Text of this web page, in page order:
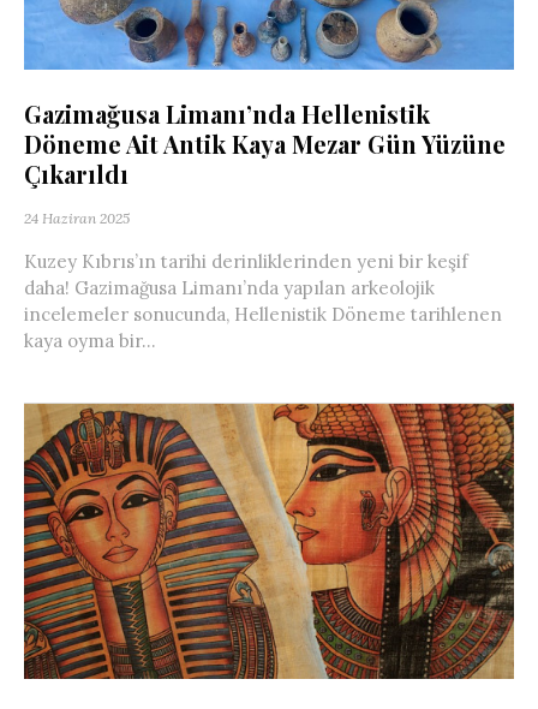
Gazimağusa Limanı’nda Hellenistik
Döneme Ait Antik Kaya Mezar Gün Yüzüne
Çıkarıldı
24 Haziran 2025
Kuzey Kıbrıs’ın tarihi derinliklerinden yeni bir keşif
daha! Gazimağusa Limanı’nda yapılan arkeolojik
incelemeler sonucunda, Hellenistik Döneme tarihlenen
kaya oyma bir...